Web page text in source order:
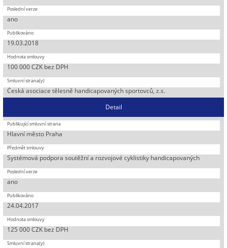
ano
19.03.2018
100 000 CZK bez DPH
Česká asociace tělesně handicapovaných sportovců, z.s.
Detail
Hlavní město Praha
Systémová podpora soutěžní a rozvojové cyklistiky handicapovaných
ano
24.04.2017
125 000 CZK bez DPH